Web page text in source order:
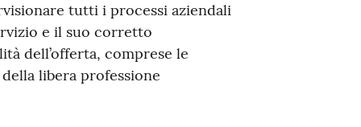
tutti i processi aziendali
e il suo corretto
dell’offerta, comprese le
libera professione